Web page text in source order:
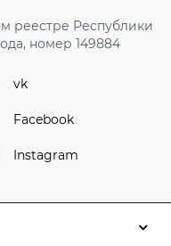
реестре Республики
номер 149884
vk
Facebook
Instagram